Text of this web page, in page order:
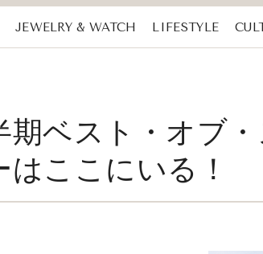
JEWELRY & WATCH LIFESTYLE
期ベスト・オブ
はここにいる！